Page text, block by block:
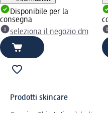
Disponibile per la
consegna
seleziona il negozio dm
Prodotti skincare